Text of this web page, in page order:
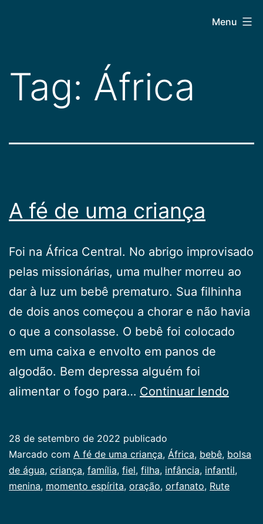
conteúdo
Menu
Tag: África
A fé de uma criança
Foi na África Central. No abrigo improvisado
pelas missionárias, uma mulher morreu ao
dar à luz um bebê prematuro. Sua filhinha
de dois anos começou a chorar e não havia
o que a consolasse. O bebê foi colocado
em uma caixa e envolto em panos de
algodão. Bem depressa alguém foi
alimentar o fogo para… Continuar lendo
uma
28 de setembro de 2022 publicado
Categorizado
como
Infancia
Marcado com A fé de uma criança, África, bebê, bolsa
de água, criança, família, fiel, filha, infância, infantil,
menina, momento espírita, oração, orfanato, Rute